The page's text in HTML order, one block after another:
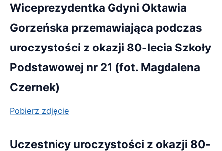
Wiceprezydentka Gdyni Oktawia
Gorzeńska przemawiająca podczas
uroczystości z okazji 80-lecia Szkoły
Podstawowej nr 21 (fot. Magdalena
Czernek)
Pobierz zdjęcie
Uczestnicy uroczystości z okazji 80-